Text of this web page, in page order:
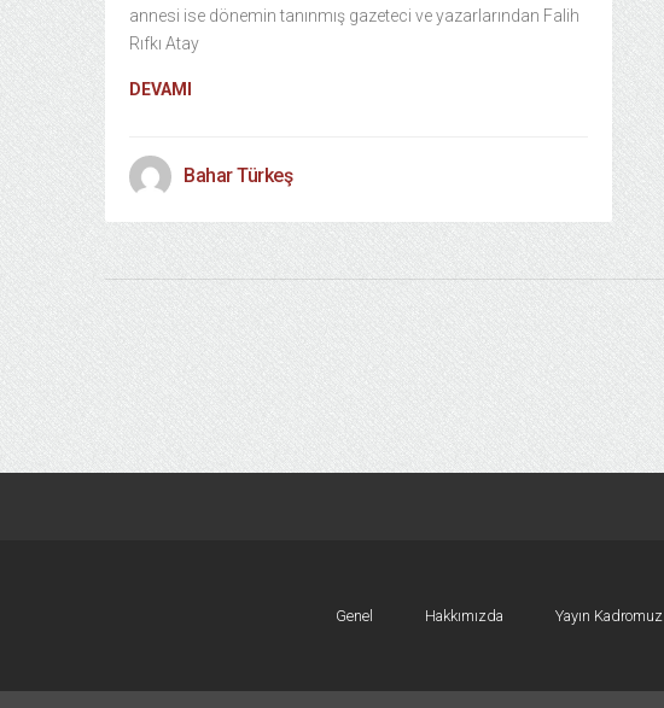
annesi ise dönemin tanınmış gazeteci ve yazarlarından Falih
Rıfkı Atay
DEVAMI
Bahar Türkeş
Genel Hakkımızda Yayın Kadromuz